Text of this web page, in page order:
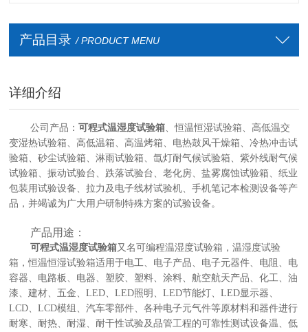
产品目录 / PRODUCT MENU
详细介绍
公司产品：可程式温湿度试验箱 、恒温恒湿试验箱、高低温交
变湿热试验箱、高低温箱、高温烤箱、电热鼓风干燥箱、冷热冲击试
验箱、砂尘试验箱、淋雨试验箱、氙灯耐气候试验箱、紫外线耐气候
试验箱、振动试验台、跌落试验台、老化房、盐雾腐蚀试验箱、纸业
包装用试验设备、拉力及电子线材试验机、手机笔记本检测设备等产
品，并竭诚为广大用户研制特殊方案的试验设备。
产品用途：
可程式温湿度试验箱又名可编程温湿度试验箱，温湿度试验
箱，恒温恒湿试验箱适用于电工、电子产品、电子元器件、电阻、电
容器、电路板、电器、塑胶、塑料、涂料、航空航天产品、化工、油
漆、建材、五金、LED、LED照明、LED节能灯、LED显示器、
LCD、LCD模组、汽车零部件、各种电子元气件等原材料和器件进行
耐寒、耐热、耐湿、耐干性试验及品管工程的可靠性测试设备温、低